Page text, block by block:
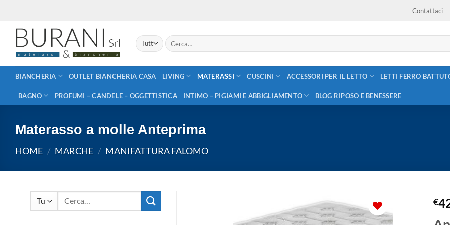
contenuti
Contattaci
Cerca:
BIANCHERIA OUTLET BIANCHERIA CASA LIVING MATERASSI CUSCINI ACCESSORI PER IL LETTO LETTI FERRO
BAGNO PROFUMI – CANDELE – OGGETTISTICA INTIMO – PIGIAMI E ABBIGLIAMENTO BLOG RIPOSO E BENESSERE
Materasso a molle Anteprima
HOME / MARCHE / MANIFATTURA FALOMO
Cerca: €